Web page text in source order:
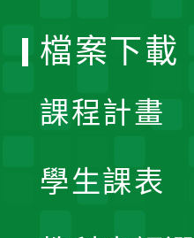
檔案下載
課程計畫
學生課表